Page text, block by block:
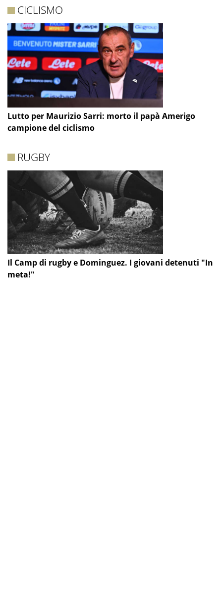
CICLISMO
Lutto per Maurizio Sarri: morto il papà Amerigo
campione del ciclismo
RUGBY
Il Camp di rugby e Dominguez. I giovani detenuti "In
meta!"